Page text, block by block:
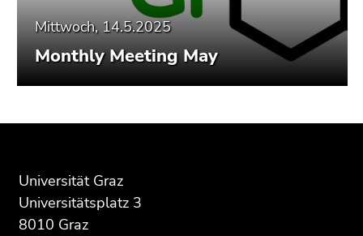
Mittwoch, 14.5.2025
Monthly Meeting May
Seitenbereichs:
Zusatzinformationen:
Universität Graz
Universitätsplatz 3
8010 Graz
Seitenbereichs.
Übersicht
Seitenbereichs.
Übersicht